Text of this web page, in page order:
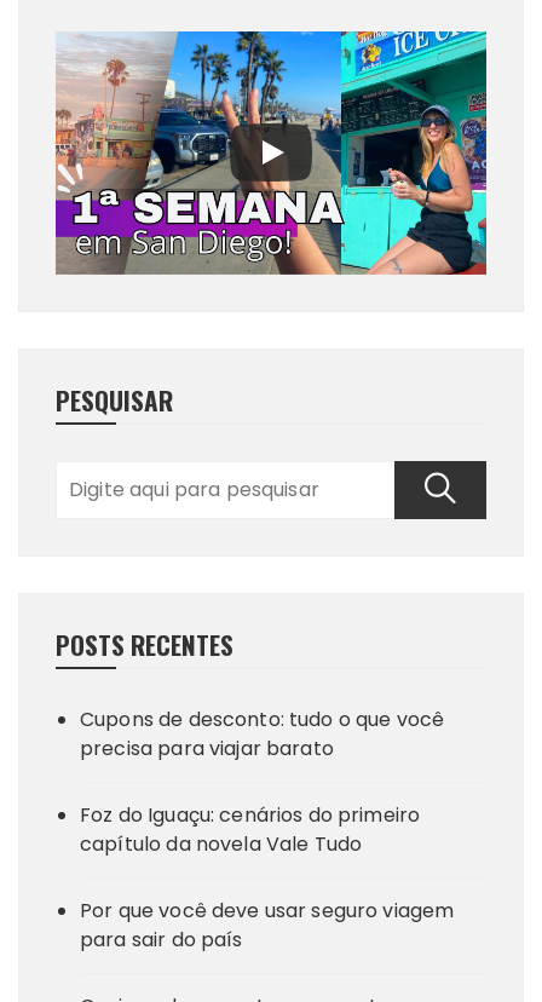
PESQUISAR
POSTS RECENTES
Cupons de desconto: tudo o que você
precisa para viajar barato
Foz do Iguaçu: cenários do primeiro
capítulo da novela Vale Tudo
Por que você deve usar seguro viagem
para sair do país